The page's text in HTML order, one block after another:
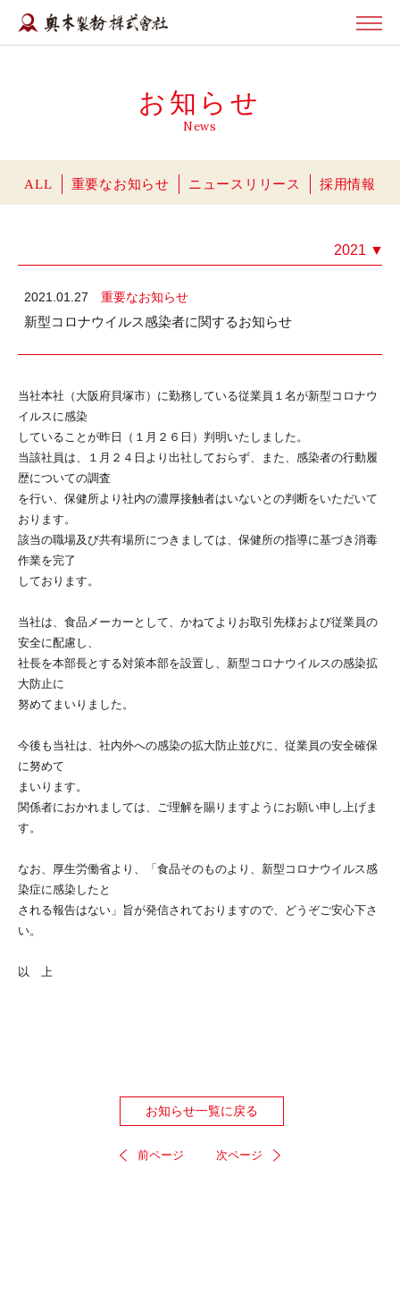
お知らせ
News
ALL 重要なお知らせ ニュースリリース 採用情報
2021 ▼
2021.01.27 重要なお知らせ
新型コロナウイルス感染者に関するお知らせ
当社本社（大阪府貝塚市）に勤務している従業員１名が新型コロナウ
イルスに感染
していることが昨日（１月２６日）判明いたしました。
当該社員は、１月２４日より出社しておらず、また、感染者の行動履
歴についての調査
を行い、保健所より社内の濃厚接触者はいないとの判断をいただいて
おります。
該当の職場及び共有場所につきましては、保健所の指導に基づき消毒
作業を完了
しております。
当社は、食品メーカーとして、かねてよりお取引先様および従業員の
安全に配慮し、
社長を本部長とする対策本部を設置し、新型コロナウイルスの感染拡
大防止に
努めてまいりました。
今後も当社は、社内外への感染の拡大防止並びに、従業員の安全確保
に努めて
まいります。
関係者におかれましては、ご理解を賜りますようにお願い申し上げま
す。
なお、厚生労働省より、「食品そのものより、新型コロナウイルス感
染症に感染したと
される報告はない」旨が発信されておりますので、どうぞご安心下さ
い。
以 上
前ページ
お知らせ一覧に戻る
次ページ